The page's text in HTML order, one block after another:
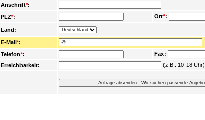
Anschrift*:
PLZ*: Ort*:
Land:
E-Mail*:
Telefon*:
Fax:
Erreichbarkeit:
(z.B.: 10-18 Uhr)